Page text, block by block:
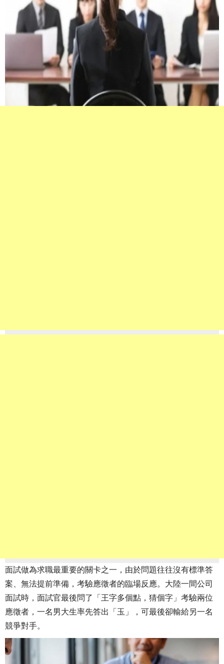
面試做為求職最重要的關卡之一，由於問題往往沒有標準答
案、無法提前準備，考驗應徵者的臨場反應。大陸一間公司
面試時，面試官最後問了「王字多個點，猜個字」考驗兩位
應徵者，一名男大生率先答出「玉」，可最後卻輸給另一名
競爭對手。